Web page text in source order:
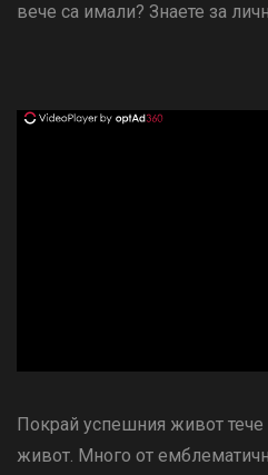
вече са имали? Знаете за
Покрай успешния живот тече
живот. Много от